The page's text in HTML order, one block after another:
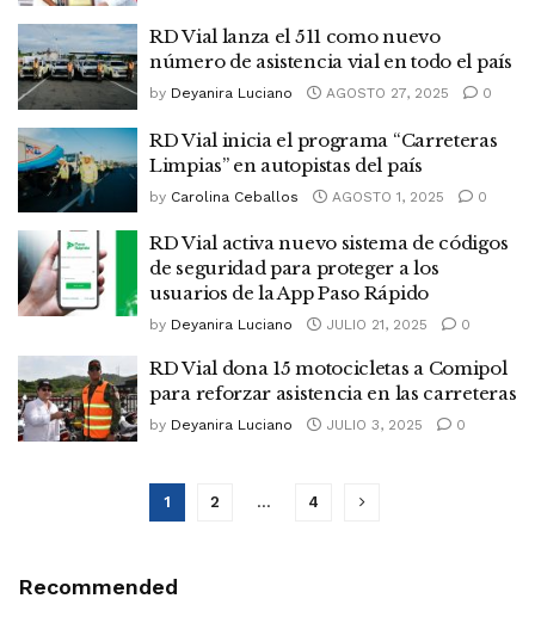
RD Vial lanza el 511 como nuevo
número de asistencia vial en todo el país
by Deyanira Luciano AGOSTO 27, 2025 0
RD Vial inicia el programa “Carreteras
Limpias” en autopistas del país
by Carolina Ceballos AGOSTO 1, 2025 0
RD Vial activa nuevo sistema de códigos
de seguridad para proteger a los
usuarios de la App Paso Rápido
by Deyanira Luciano JULIO 21, 2025 0
RD Vial dona 15 motocicletas a Comipol
para reforzar asistencia en las carreteras
by Deyanira Luciano JULIO 3, 2025 0
1 2 … 4
Recommended